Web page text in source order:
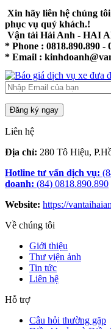
Xin hãy liên hệ chúng
phục vụ quý khách.!
Vận tải Hải Anh - HAI
* Phone : 0818.890.890 -
* Email :
Đăng ký ngay
Liên hệ
Địa chỉ: 280 Tô Hiệu,
Hotline tư vấn dịch vụ:
doanh: (84) 0818.890.890
Website: https://
Về chúng tôi
Giới thiệu
Thư viện ảnh
Tin tức
Liên hệ
Hỗ trợ
Câu hỏi thường gặp